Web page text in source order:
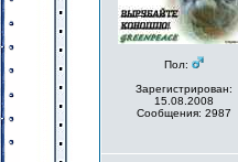
Пол:
Зарегистрирован:
15.08.2008
Сообщения: 2987